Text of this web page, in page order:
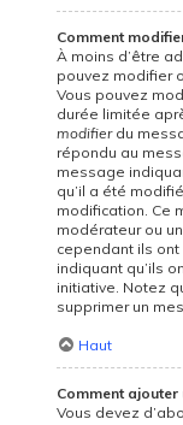
Comment
À moins d’être
pouvez modifier
Vous pouvez
durée limitée
modifierdu
répondu au
message
qu’il a été
modification. Ce
modérateur ou
cependant ils
indiquant qu’ils
initiative. Notez
supprimer un
Haut
Comment
Vous devez